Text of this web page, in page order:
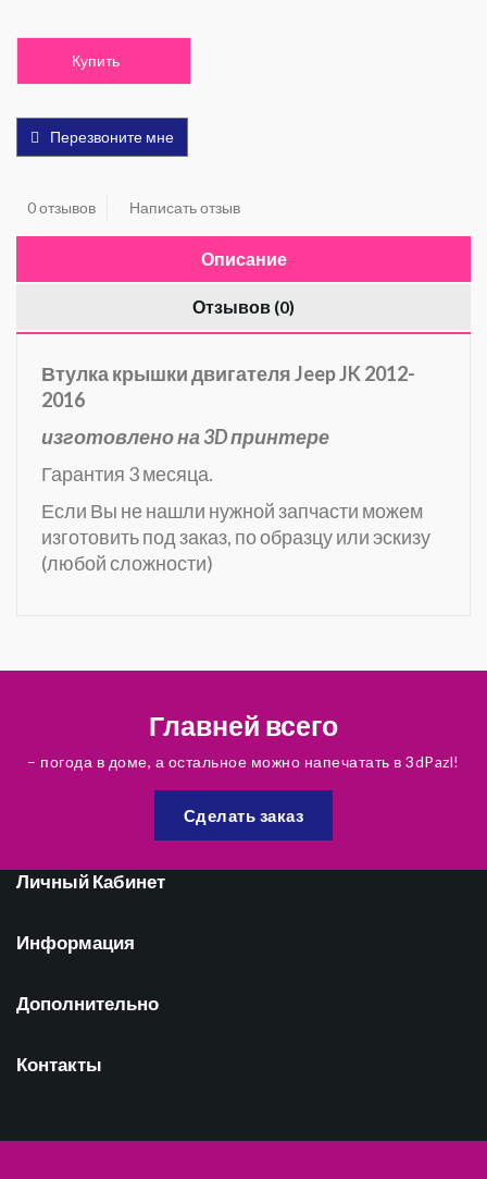
Купить
Перезвоните мне
0 отзывов Написать отзыв
Описание
Отзывов (0)
Втулка крышки двигателя Jeep JK 2012-
2016
изготовлено на 3D принтере
Гарантия 3 месяца.
Если Вы не нашли нужной запчасти можем
изготовить под заказ, по образцу или эскизу
(любой сложности)
Главней всего
– погода в доме, а остальное можно напечатать в 3dPazl!
Сделать заказ
Личный Кабинет
Информация
Дополнительно
Контакты